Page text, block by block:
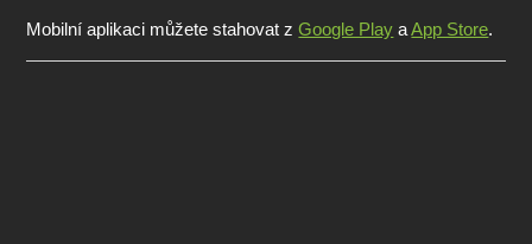
Mobilní aplikaci můžete stahovat zGoogle Play aApp Store.